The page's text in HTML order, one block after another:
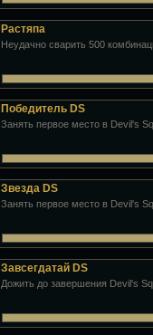
Растяпа
Неудачно сварить 500
Победитель DS
Занять первое место в Devil's
Звезда DS
Занять первое место в Devil's
Завсегдатай DS
Дожить до завершения Devil's